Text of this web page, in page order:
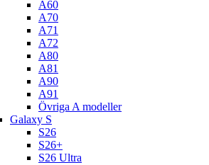
A60
A70
A71
A72
A80
A81
A90
A91
Övriga A modeller
Galaxy S
S26
S26+
S26 Ultra